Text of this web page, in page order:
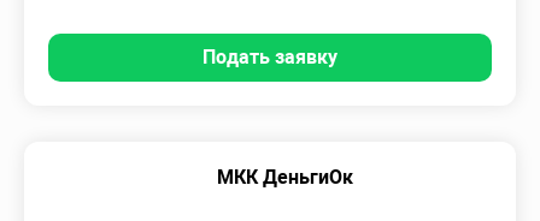
Подать заявку
МКК ДеньгиОк